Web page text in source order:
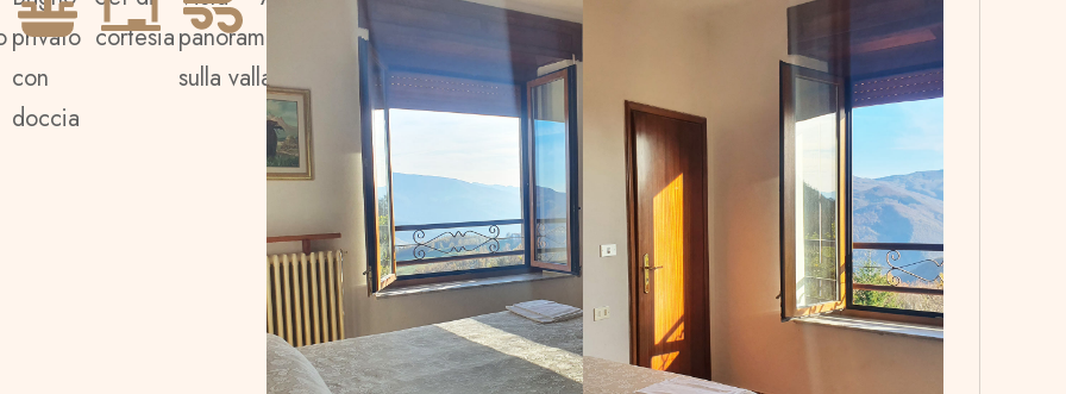
privato
con
doccia
cortesiapanoramica
sulla vallata